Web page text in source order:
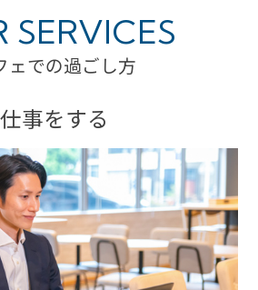
ェでの過ごし方
SERVICES
事をする